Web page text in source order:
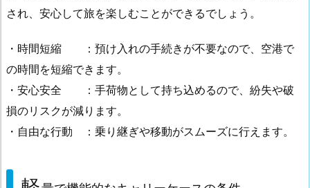
され、安心して旅を楽しむことができるでしょう。
・時間短縮 ：預け入れの手続きが不要なので、空港で
の時間を短縮できます。
・安心安全 ：手荷物として持ち込めるので、紛失や破
損のリスクが減ります。
・自由な行動 ：乗り継ぎや移動がスムーズに行えます。